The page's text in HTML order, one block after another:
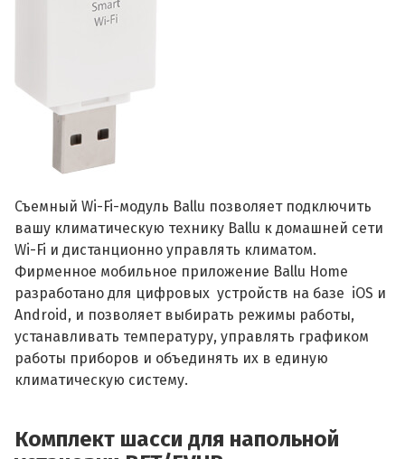
Съемный Wi-Fi-модуль Ballu позволяет подключить
вашу климатическую технику Ballu к домашней сети
Wi-Fi и дистанционно управлять климатом.
Фирменное мобильное приложение Ballu Home
разработано для цифровых устройств на базе iOS и
Android, и позволяет выбирать режимы работы,
устанавливать температуру, управлять графиком
работы приборов и объединять их в единую
климатическую систему.
Комплект шасси для напольной